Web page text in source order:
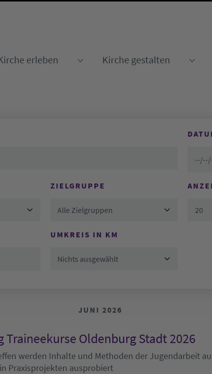
erleben
Kirche gestalten
ZIELGRUPPE
Alle Zielgruppen 20
UMKREIS IN KM
Nichts ausgewählt
JUNI 2026
Traineekurse Oldenburg Stadt 2026
werden Inhalte und Methoden der Jugendarbeit
Praxisprojekten ausprobiert